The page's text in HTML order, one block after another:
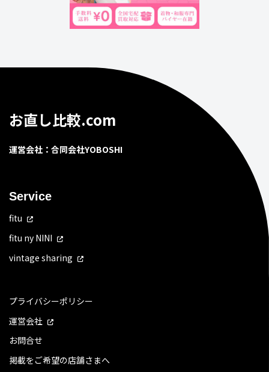
お直し比較.com
運営会社：合同会社YOBOSHI
Service
fitu
fitu ny NINI
vintage sharing
プライバシーポリシー
運営会社
お問合せ
掲載をご希望の店舗さまへ